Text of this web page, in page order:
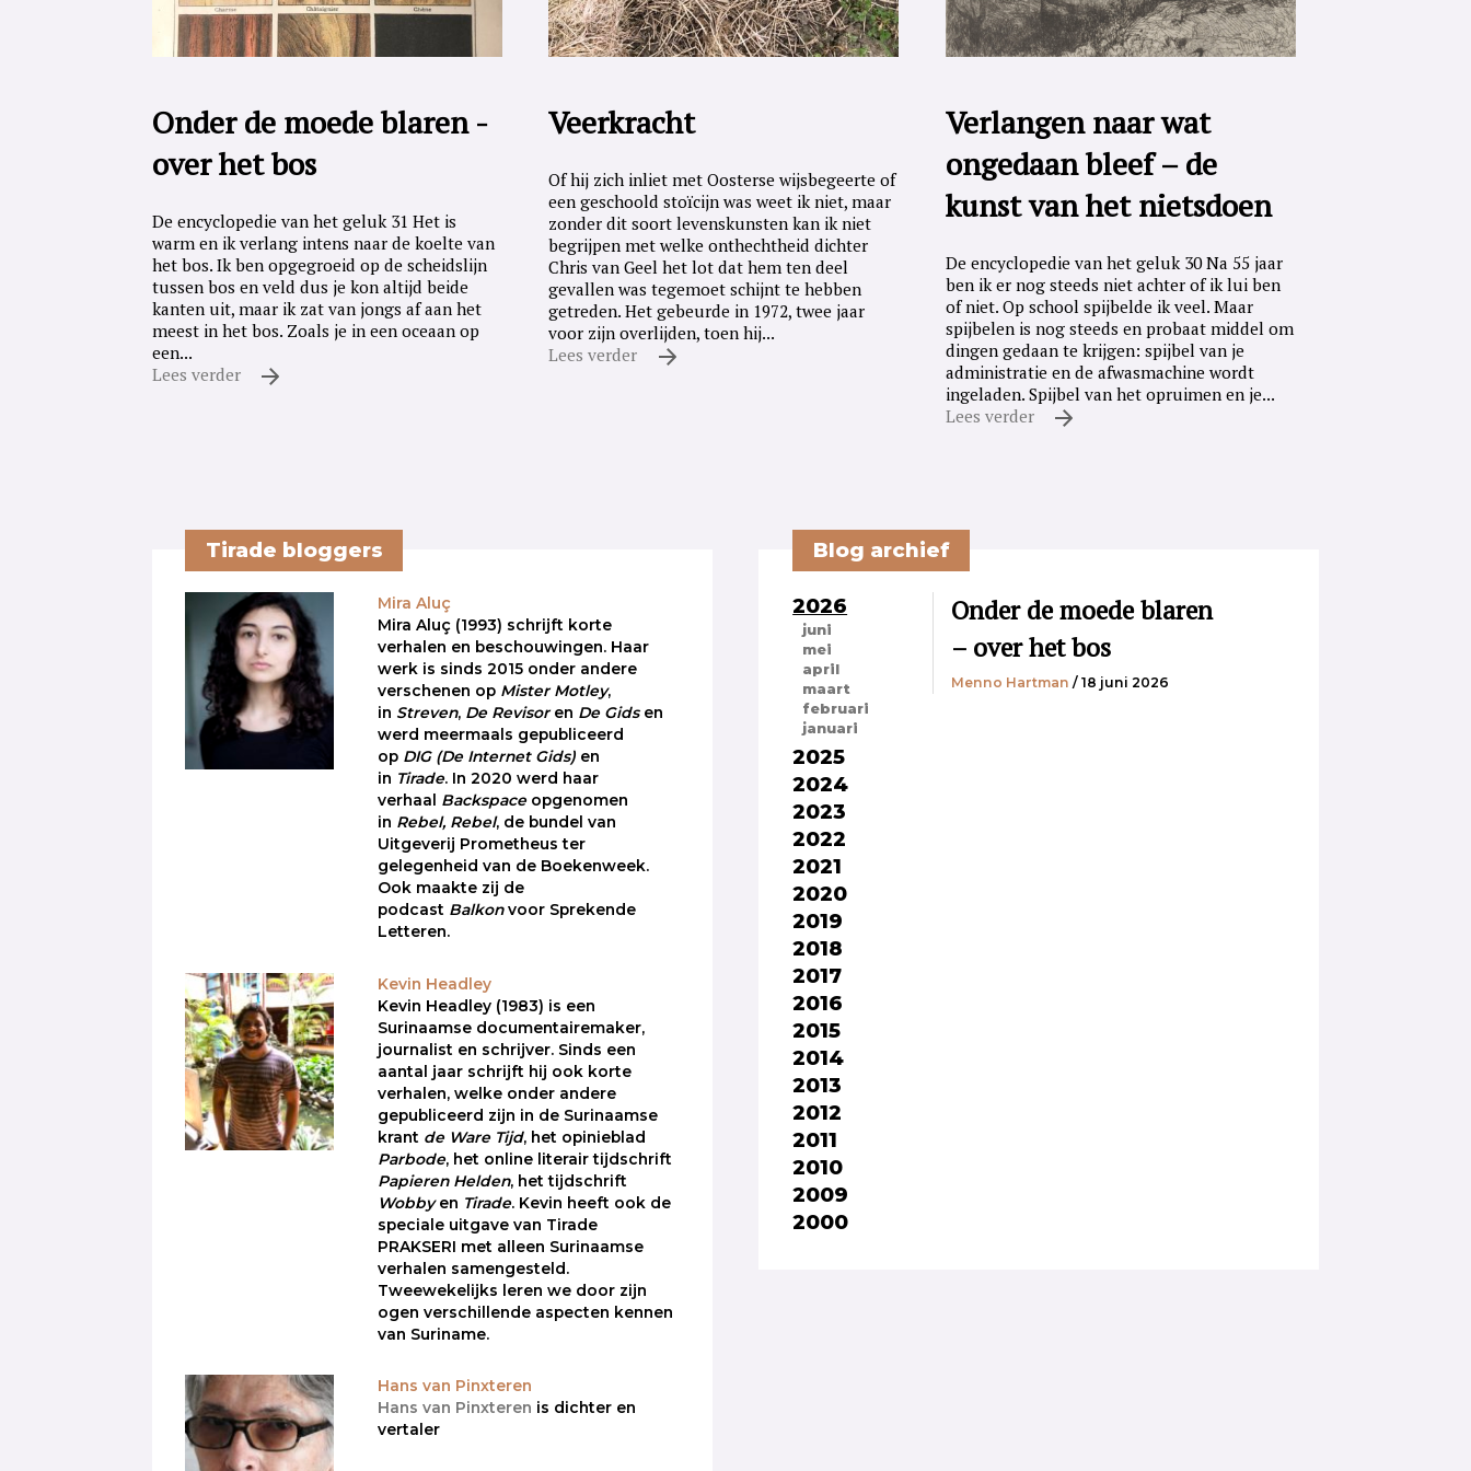
Onder de moede blaren -
over het bos
De encyclopedie van het geluk 31 Het is
warm en ik verlang intens naar de koelte van
het bos. Ik ben opgegroeid op de scheidslijn
tussen bos en veld dus je kon altijd beide
kanten uit, maar ik zat van jongs af aan het
meest in het bos. Zoals je in een oceaan op
een...
Lees verder
Veerkracht
Of hij zich inliet met Oosterse wijsbegeerte of
een geschoold stoïcijn was weet ik niet, maar
zonder dit soort levenskunsten kan ik niet
begrijpen met welke onthechtheid dichter
Chris van Geel het lot dat hem ten deel
gevallen was tegemoet schijnt te hebben
getreden. Het gebeurde in 1972, twee jaar
voor zijn overlijden, toen hij...
Lees verder
Verlangen naar wat
ongedaan bleef – de
kunst van het nietsdoen
De encyclopedie van het geluk 30 Na 55 jaar
ben ik er nog steeds niet achter of ik lui ben
of niet. Op school spijbelde ik veel. Maar
spijbelen is nog steeds en probaat middel om
dingen gedaan te krijgen: spijbel van je
administratie en de afwasmachine wordt
ingeladen. Spijbel van het opruimen en je...
Lees verder
Tirade bloggers
Mira Aluç
Mira Aluç (1993) schrijft korte
verhalen en beschouwingen. Haar
werk is sinds 2015 onder andere
verschenen op Mister Motley,
in Streven, De Revisoren De Gids en
werd meermaals gepubliceerd
op DIG (De Internet Gids) en
in Tirade. In 2020 werd haar
verhaal Backspaceopgenomen
in Rebel, Rebel, de bundel van
Uitgeverij Prometheus ter
gelegenheid van de Boekenweek.
Ook maakte zij de
podcast Balkonvoor Sprekende
Letteren.
Kevin Headley
Kevin Headley (1983) is een
Surinaamse documentairemaker,
journalist en schrijver. Sinds een
aantal jaar schrijft hij ook korte
verhalen, welke onder andere
gepubliceerd zijn in de Surinaamse
krant de Ware Tijd, het opinieblad
Parbode, het online literair tijdschrift
Papieren Helden, het tijdschrift
Wobbyen Tirade. Kevin heeft ook de
speciale uitgave van Tirade
PRAKSERI met alleen Surinaamse
verhalen samengesteld.
Tweewekelijks leren we door zijn
ogen verschillende aspecten kennen
van Suriname.
Hans van Pinxteren
Hans van Pinxteren is dichter en
vertaler
Blog archief
2026
juni
mei
april
maart
februari
januari
2025
2024
2023
2022
2021
2020
2019
2018
2017
2016
2015
2014
2013
2012
2011
2010
2009
2000
Onder de moede blaren
– over het bos
Menno Hartman / 18 juni 2026